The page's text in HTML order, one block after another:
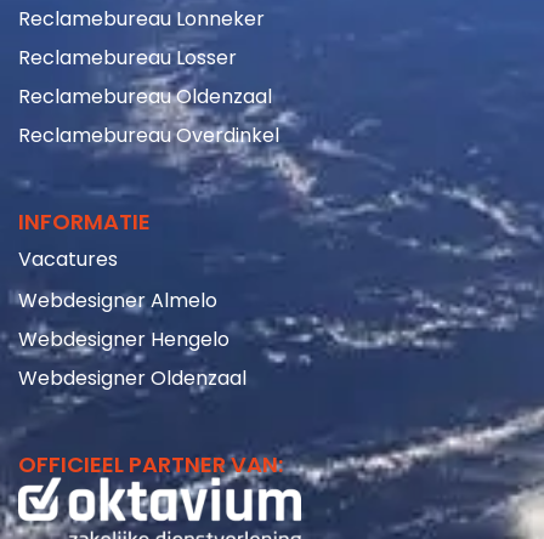
Reclamebureau Losser
Reclamebureau Oldenzaal
Reclamebureau Overdinkel
INFORMATIE
Vacatures
Webdesigner Almelo
Webdesigner Hengelo
Webdesigner Oldenzaal
OFFICIEEL PARTNER VAN: